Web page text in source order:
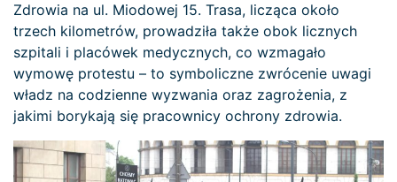
Zdrowia na ul. Miodowej 15. Trasa, licząca około
trzech kilometrów, prowadziła także obok licznych
szpitali i placówek medycznych, co wzmagało
wymowę protestu – to symboliczne zwrócenie uwagi
władz na codzienne wyzwania oraz zagrożenia, z
jakimi borykają się pracownicy ochrony zdrowia.